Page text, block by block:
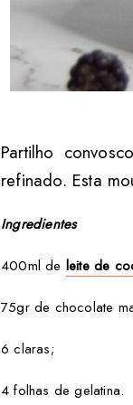
Partilho
refinado. Esta
Ingredientes
400ml de leite de
75gr de chocolate
6 claras;
4 folhas de gelatina.